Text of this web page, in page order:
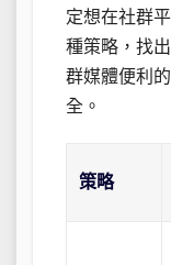
定想在社群
種策略，找
群媒體便利
全。
策略